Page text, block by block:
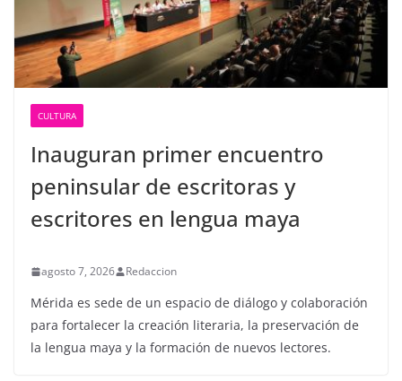
CULTURA
Inauguran primer encuentro
peninsular de escritoras y
escritores en lengua maya
agosto 7, 2026 Redaccion
Mérida es sede de un espacio de diálogo y colaboración
para fortalecer la creación literaria, la preservación de
la lengua maya y la formación de nuevos lectores.